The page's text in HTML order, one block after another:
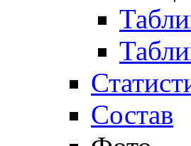
Состав